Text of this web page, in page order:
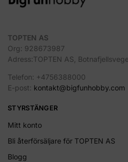
TOPTEN AS
Org: 928673987
Adress:TOPTEN AS,
Telefon: +4756388000
E-post: kontakt@bigfunhobby.com
STYRSTÄNGER
Mitt konto
Bli återförsäljare för TOPTEN AS
Blogg